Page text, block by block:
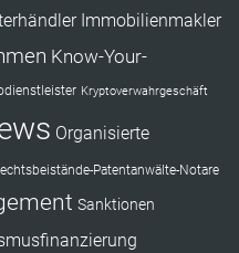
Immobilienmakler
Know-Your-
Kryptoverwahrgeschäft
Organisierte
Patentanwälte-Notare
Sanktionen